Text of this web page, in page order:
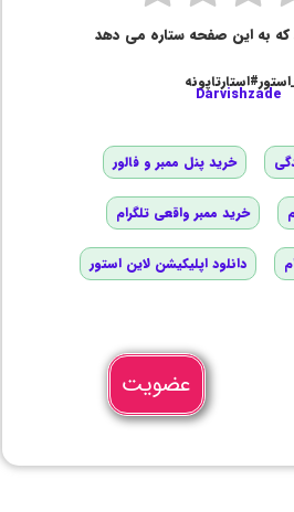
که به این صفحه ستاره می دهد
Darvishzade
خرید پنل ممبر و فالور
خرید ممبر واقعی تلگرام
دانلود اپلیکیشن لاین استور
عضویت